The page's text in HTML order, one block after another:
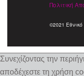
Συνεχίζοντας την
αποδέχεστε τη χρήση
Πολιτική
©2021